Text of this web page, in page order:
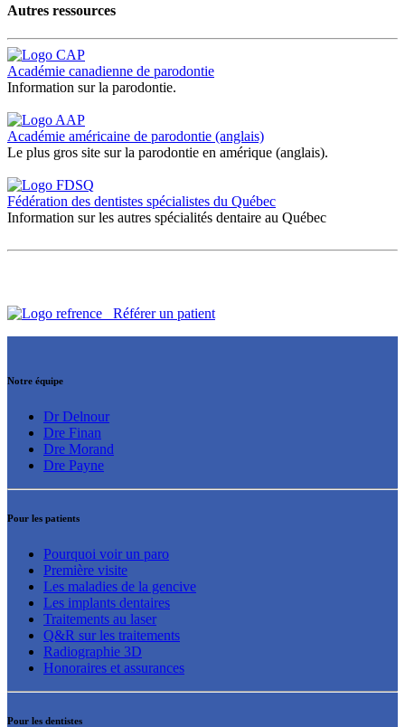
Autres ressources
Académie canadienne de parodontie
Information sur la parodontie.
Académie américaine de parodontie (anglais)
Le plus gros site sur la parodontie en amérique (anglais).
Fédération des dentistes spécialistes du Québec
Information sur les autres spécialités dentaire au Québec
Référer un patient
Notre équipe
Dr Delnour
Dre Finan
Dre Morand
Dre Payne
Pour les patients
Pourquoi voir un paro
Première visite
Les maladies de la gencive
Les implants dentaires
Traitements au laser
Q&R sur les traitements
Radiographie 3D
Honoraires et assurances
Pour les dentistes